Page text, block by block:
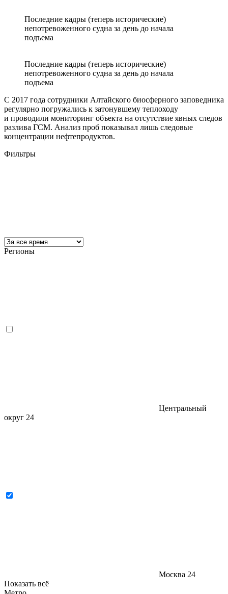
Последние кадры (теперь исторические)
непотревоженного судна за день до начала
подъема
Последние кадры (теперь исторические)
непотревоженного судна за день до начала
подъема
С 2017 года сотрудники Алтайского биосферного заповедника
регулярно погружались к затонувшему теплоходу
и проводили мониторинг объекта на отсутствие явных следов
разлива ГСМ. Анализ проб показывал лишь следовые
концентрации нефтепродуктов.
Фильтры
Регионы
Центральный
округ 24
Москва 24
Показать всё